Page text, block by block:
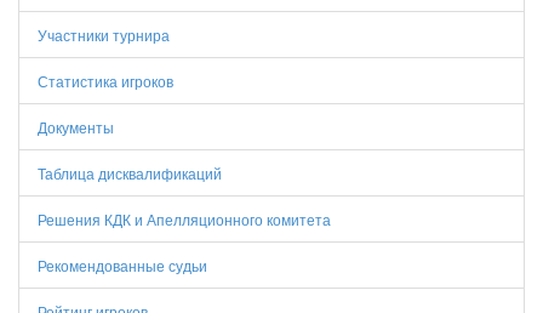
Участники турнира
Статистика игроков
Документы
Таблица дисквалификаций
Решения КДК и Апелляционного комитета
Рекомендованные судьи